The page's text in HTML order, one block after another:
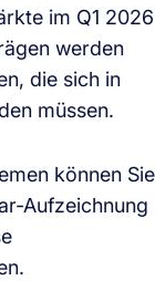
im Q1 2026
werden
die sich in
müssen.
können Sie
Aufzeichnung